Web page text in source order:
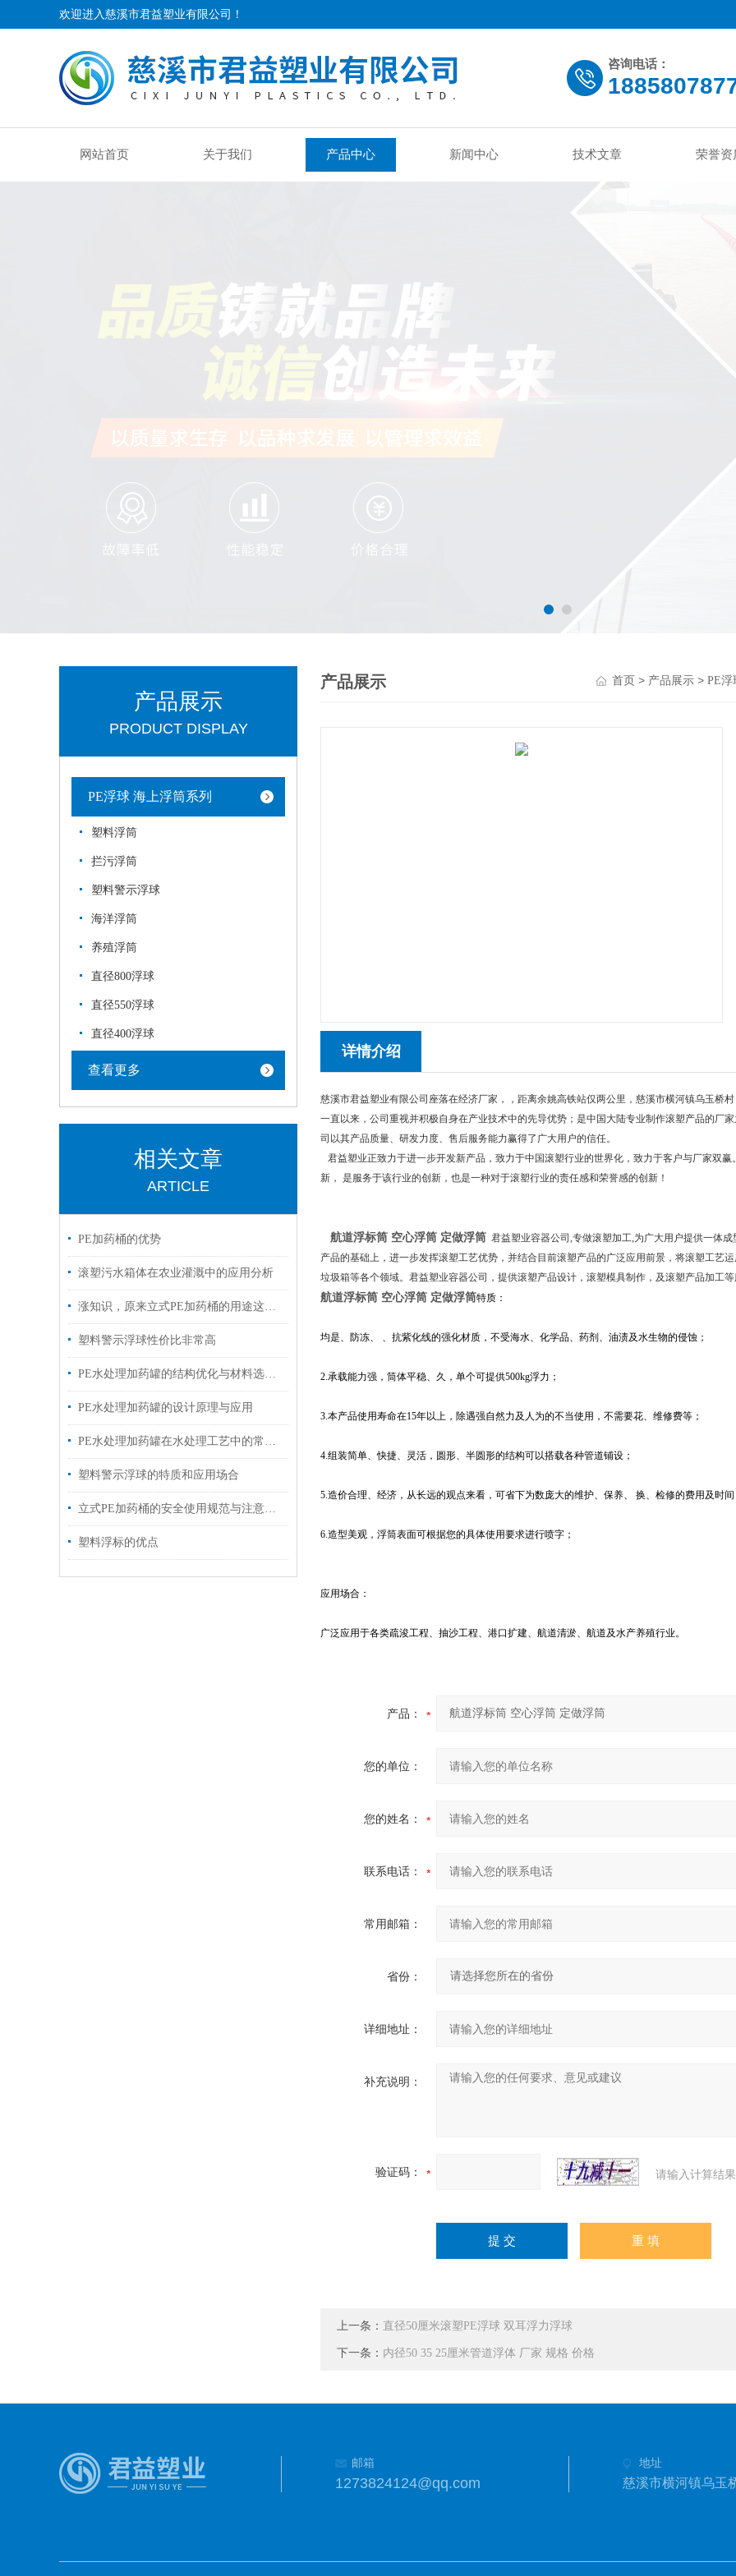
欢迎进入慈溪市君益塑业有限公司！
咨询电话：
网站首页 关于我们 产品中心 新闻中心 技术文章 荣誉资
产品展示
PRODUCT DISPLAY
PE浮球 海上浮筒系列
塑料浮筒
拦污浮筒
塑料警示浮球
海洋浮筒
养殖浮筒
直径800浮球
直径550浮球
直径400浮球
查看更多
相关文章
ARTICLE
PE加药桶的优势
滚塑污水箱体在农业灌溉中的应用分析
涨知识，原来立式PE加药桶的用途这么多
塑料警示浮球性价比非常高
PE水处理加药罐的结构优化与材料选择分析
PE水处理加药罐的设计原理与应用
PE水处理加药罐在水处理工艺中的常见用途
塑料警示浮球的特质和应用场合
立式PE加药桶的安全使用规范与注意事项
塑料浮标的优点
产品展示 首页 > 产品展示 > PE
详情介绍
慈溪市君益塑业有限公司座落在经济厂家，，距离余姚高铁站仅两公里，慈溪市横河镇乌玉桥
一直以来，公司重视并积极自身在产业技术中的先导优势；是中国大陆专业制作滚塑产品的厂
司以其产品质量、研发力度、售后服务能力赢得了广大用户的信任。
君益塑业正致力于进一步开发新产品，致力于中国滚塑行业的世界化，致力于客户与厂家双
新， 是服务于该行业的创新，也是一种对于滚塑行业的责任感和荣誉感的创新！
航道浮标筒 空心浮筒 定做浮筒 君益塑业容器公司,专做滚塑加工,为广大用户提供一体
产品的基础上，进一步发挥滚塑工艺优势，并结合目前滚塑产品的广泛应用前景，将滚塑工艺
垃圾箱等各个领域。君益塑业容器公司，提供滚塑产品设计，滚塑模具制作，及滚塑产品加工
航道浮标筒 空心浮筒 定做浮筒特质：
均是、防冻、 、抗紫化线的强化材质，不受海水、化学品、药剂、油渍及水生物的侵蚀；
2.承载能力强，筒体平稳、久，单个可提供500kg浮力；
3.本产品使用寿命在15年以上，除遇强自然力及人为的不当使用，不需要花、维修费等；
4.组装简单、快捷、灵活，圆形、半圆形的结构可以搭载各种管道铺设；
5.造价合理、经济，从长远的观点来看，可省下为数庞大的维护、保养、 换、检修的费用及时
6.造型美观，浮筒表面可根据您的具体使用要求进行喷字；
应用场合：
广泛应用于各类疏浚工程、抽沙工程、港口扩建、航道清淤、航道及水产养殖行业。
产品：
您的单位：
您的姓名：
联系电话：
常用邮箱：
省份：
详细地址：
补充说明：
验证码： 请输入计算结
上一条： 直径50厘米滚塑PE浮球 双耳浮力浮球
下一条： 内径50 35 25厘米管道浮体 厂家 规格 价格
邮箱
1273824124@qq.com
地址
慈溪市横河镇乌玉